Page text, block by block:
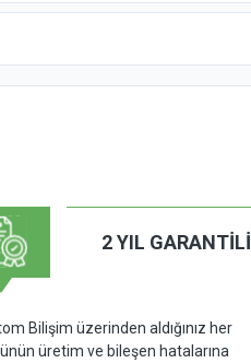
2 YIL GARANTİLİ
Bilişim üzerinden aldığınız her
üretim ve bileşen hatalarına